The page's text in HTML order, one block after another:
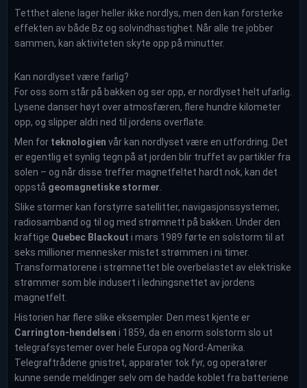
Tetthet alene lager heller ikke nordlys, men den kan forsterke
effekten av både Bz og solvindhastighet. Når alle tre jobber
sammen, kan aktiviteten skyte opp på minutter.
Kan nordlyset være farlig?
For oss som står på bakken og ser opp, er nordlyset helt ufarlig.
Lysene danser høyt over atmosfæren, flere hundre kilometer
opp, og slipper aldri ned til jordens overflate.
Men for teknologien vår kan nordlyset være en utfordring. Det
er egentlig et synlig tegn på at jorden blir truffet av partikler fra
solen – og når disse treffer magnetfeltet hardt nok, kan det
oppstå geomagnetiske stormer.
Slike stormer kan forstyrre satellitter, navigasjonssystemer,
radiosamband og til og med strømnett på bakken. Under den
kraftige Quebec Blackout i mars 1989 førte en solstorm til at
seks millioner mennesker mistet strømmen i ni timer.
Transformatorene i strømnettet ble overbelastet av elektriske
strømmer som ble indusert i ledningsnettet av jordens
magnetfelt.
Historien har flere slike eksempler. Den mest kjente er
Carrington-hendelsen i 1859, da en enorm solstorm slo ut
telegrafsystemer over hele Europa og Nord-Amerika.
Telegraftrådene gnistret, apparater tok fyr, og operatører
kunne sende meldinger selv om de hadde koblet fra batteriene